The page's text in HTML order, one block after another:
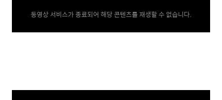
동영상 서비스가 종료되어 해당 콘텐츠를 재생할 수 없습니다.